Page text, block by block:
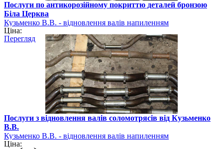
Послуги по антикорозійному покриттю деталей бронзою
Біла Церква
Кузьменко В.В. - відновлення валів напиленням
Ціна:
Перегляд
Послуги з відновлення валів соломотрясів від Кузьменко
В.В.
Кузьменко В.В. - відновлення валів напиленням
Ціна: